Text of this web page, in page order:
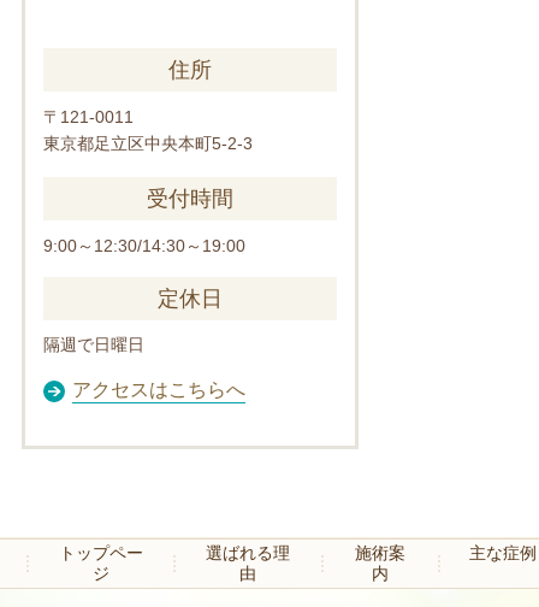
住所
〒121-0011
東京都足立区中央本町5-2-3
受付時間
9:00～12:30/14:30～19:00
定休日
隔週で日曜日
アクセスはこちらへ
トップペー
ジ
選ばれる理
由
施術案
内
主な症